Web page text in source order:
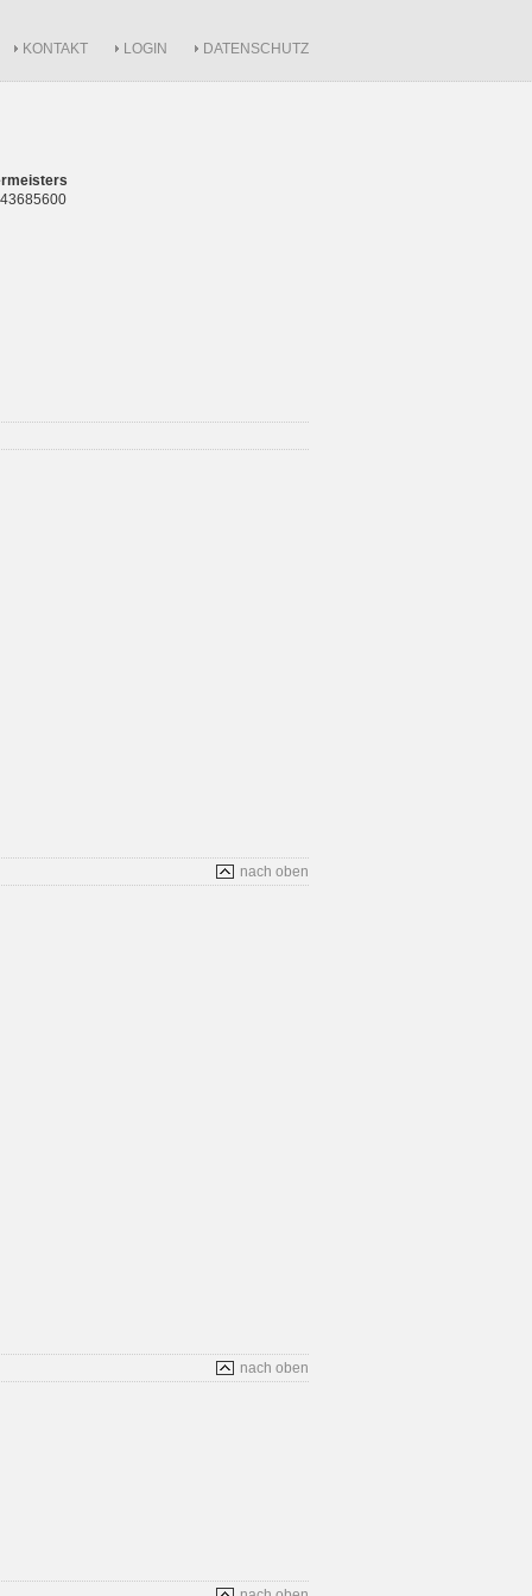
KONTAKT LOGIN DATENSCHUTZ
nach oben
nach oben